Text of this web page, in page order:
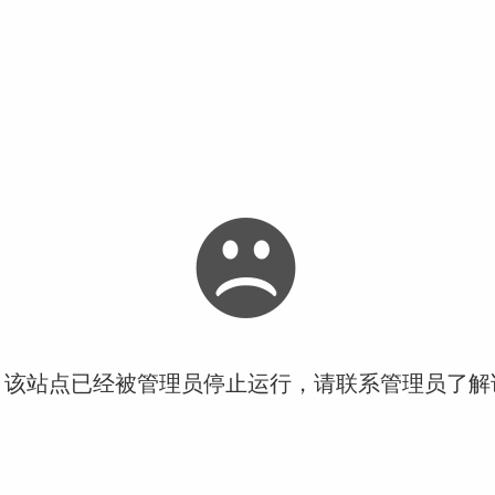
站点已经被管理员停止运行，请联系管理员了